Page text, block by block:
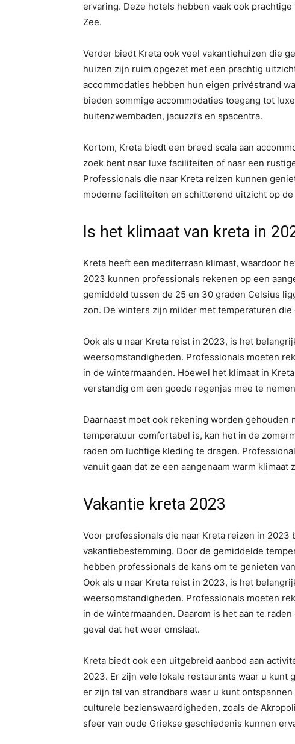
ervaring. Deze hotels hebben vaak ook
Zee.
Verder biedt Kreta ook veel vakantiehuizen die
huizen zijn ruim opgezet met een prachtig
accommodaties hebben hun eigen privéstrand
bieden sommige accommodaties toegang tot
buitenzwembaden, jacuzzi’s en spacentra.
Kortom, Kreta biedt een breed scala aan
zoek bent naar luxe faciliteiten of naar een
Professionals die naar Kreta reizen kunnen
moderne faciliteiten en schitterend uitzicht op de
Is het klimaat van kreta in
Kreta heeft een mediterraan klimaat, waardoor
2023 kunnen professionals rekenen op een
gemiddeld tussen de 25 en 30 graden Celsius
zon. De winters zijn milder met temperaturen
Ook als u naar Kreta reist in 2023, is het
weersomstandigheden. Professionals moeten
in de wintermaanden. Hoewel het klimaat in
verstandig om een goede regenjas mee te
Daarnaast moet ook rekening worden
temperatuur comfortabel is, kan het in de
raden om luchtige kleding te dragen.
vanuit gaan dat ze een aangenaam warm
Vakantie kreta 2023
Voor professionals die naar Kreta reizen in
vakantiebestemming. Door de gemiddelde
hebben professionals de kans om te genieten
Ook als u naar Kreta reist in 2023, is het
weersomstandigheden. Professionals moeten
in de wintermaanden. Daarom is het aan te
geval dat het weer omslaat.
Kreta biedt ook een uitgebreid aanbod aan
2023. Er zijn vele lokale restaurants waar u
er zijn tal van strandbars waar u kunt
culturele bezienswaardigheden, zoals de
sfeer van oude Griekse geschiedenis kunnen